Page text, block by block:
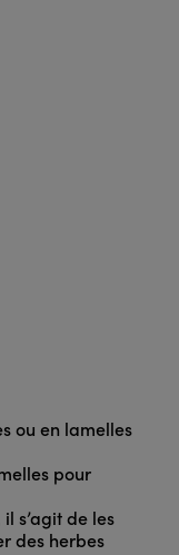
ou en lamelles
pour
il s’agit de les
des herbes